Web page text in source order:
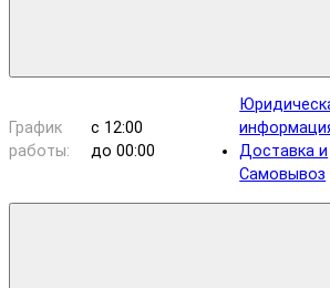
График
работы:
с 12:00
до 00:00
Доставка и
Самовывоз